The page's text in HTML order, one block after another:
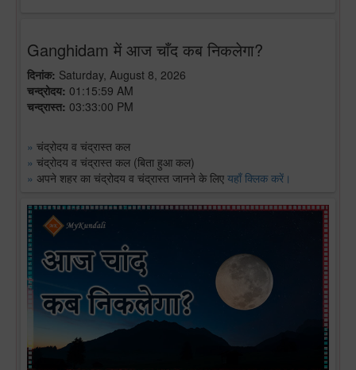
Ganghidam में आज चाँद कब निकलेगा?
दिनांक: Saturday, August 8, 2026
चन्द्रोदय: 01:15:59 AM
चन्द्रास्त: 03:33:00 PM
» चंद्रोदय व चंद्रास्त कल
» चंद्रोदय व चंद्रास्त कल (बिता हुआ कल)
» अपने शहर का चंद्रोदय व चंद्रास्त जानने के लिए यहाँ क्लिक करें।